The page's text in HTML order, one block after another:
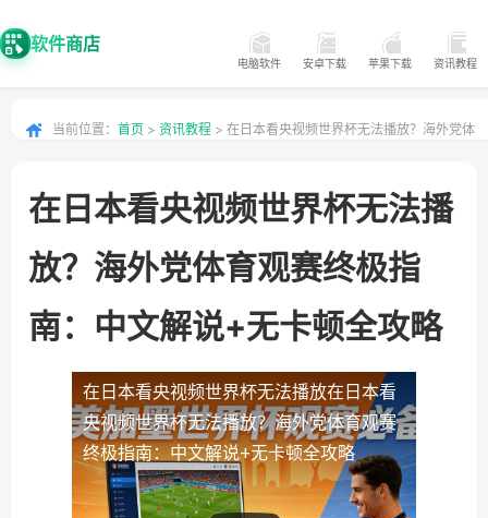
软件商店
电脑软件 安卓下载 苹果下载 资讯教程
当前位置： 首页 > 资讯教程 > 在日本看央视频世界杯无法播放？海外党体
在日本看央视频世界杯无法播
放？海外党体育观赛终极指
南：中文解说+无卡顿全攻略
在日本看央视频世界杯无法播放在日本看
央视频世界杯无法播放？海外党体育观赛
终极指南：中文解说+无卡顿全攻略